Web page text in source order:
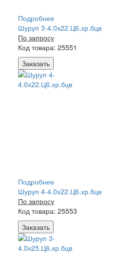
Подробнее
Шуруп 3-4.0х22.Ц6.хр.бцв
По запросу
Код товара: 25551
Заказать
Подробнее
Шуруп 4-4.0х22.Ц6.хр.бцв
По запросу
Код товара: 25553
Заказать